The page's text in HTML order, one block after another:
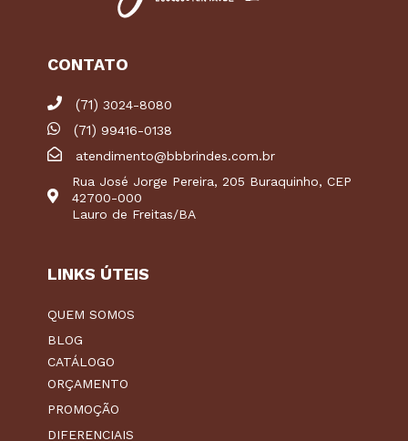
CONTATO
(71) 3024-8080
(71) 99416-0138
atendimento@bbbrindes.com.br
Rua José Jorge Pereira, 205 Buraquinho, CEP
42700-000
Lauro de Freitas/BA
LINKS ÚTEIS
QUEM SOMOS
BLOG
CATÁLOGO
ORÇAMENTO
PROMOÇÃO
DIFERENCIAIS